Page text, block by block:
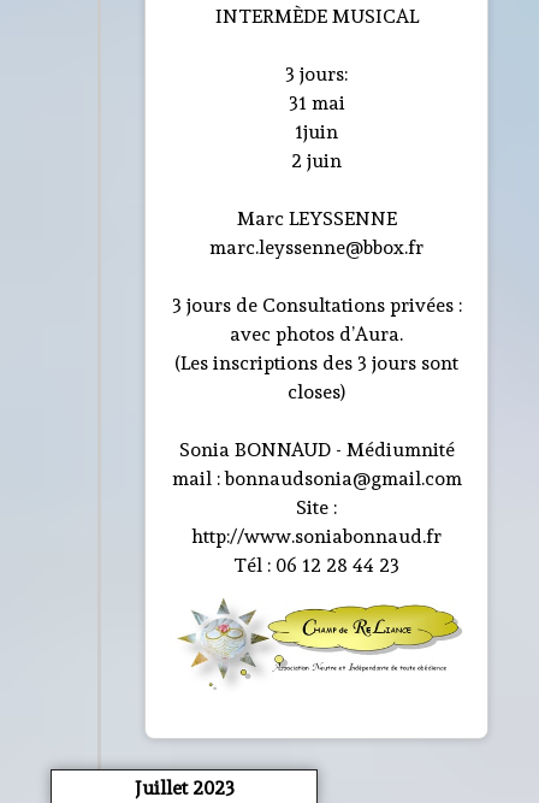
INTERMÈDE MUSICAL
3 jours:
31 mai
1juin
2 juin
Marc LEYSSENNE
marc.leyssenne@bbox.fr
3 jours de Consultations privées :
avec photos d’Aura.
(Les inscriptions des 3 jours sont
closes)
Sonia BONNAUD - Médiumnité
mail : bonnaudsonia@gmail.com
Site :
http://www.soniabonnaud.fr
Tél : 06 12 28 44 23
Juillet 2023